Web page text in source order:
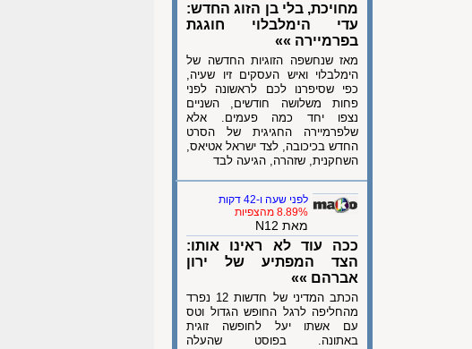
מחויכת, בלי בן הזוג החדש:
עדי הימלבלוי חוגגת
בפרמיירה »»
מאז שנחשפה הזוגיות החדשה של
הימלבלוי ואיש העסקים זיו שעיה,
כפי שסיפרנו לכם לראשונה לפני
פחות משלושה חודשים, השניים
נצפו יחד כמה פעמים. אלא
שלפרמיירה החגיגית של הסרט
החדש בכיכובה, לצד ישראל אטיאס,
השחקנית, שזהרה, הגיעה לבד
לפני שעה ו-42 דקות
8.89% מהצפיות
מאת N12
ככה עוד לא ראינו אותו:
הצד המפתיע של ירון
אברהם »»
הכתב המדיני של חדשות 12 נפרד
מהחליפה לרגל החופש הגדול וטס
עם אשתו יעל לחופשה זוגית
באתונה. בפוסט שהעלה